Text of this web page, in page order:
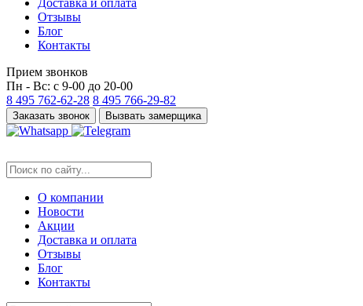
Отзывы
Блог
Контакты
Прием звонков
Пн - Вс: с 9-00 до 20-00
8 495 762-62-28 8 495 766-29-82
Заказать звонок Вызвать замерщика
О компании
Новости
Акции
Доставка и оплата
Отзывы
Блог
Контакты